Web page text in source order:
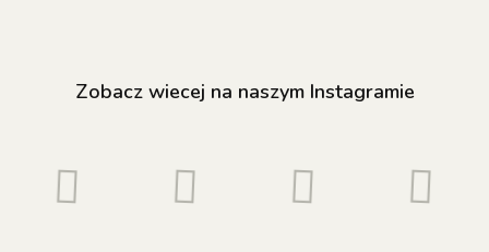
Zobacz wiecej na naszym Instagramie